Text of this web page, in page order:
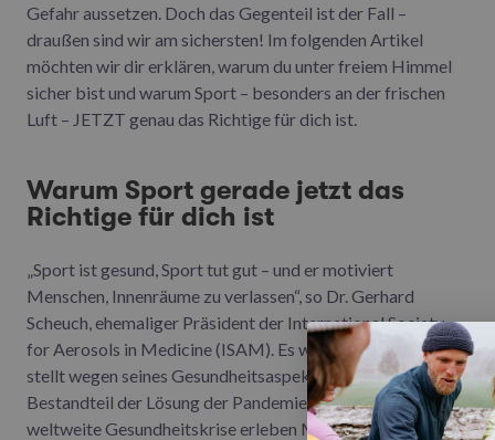
Gefahr aussetzen. Doch das Gegenteil ist der Fall –
draußen sind wir am sichersten! Im folgenden Artikel
möchten wir dir erklären, warum du unter freiem Himmel
sicher bist und warum Sport – besonders an der frischen
Luft – JETZT genau das Richtige für dich ist.
Warum Sport gerade jetzt das
Richtige für dich ist
„Sport ist gesund, Sport tut gut – und er motiviert
Menschen, Innenräume zu verlassen“, so Dr. Gerhard
Scheuch, ehemaliger Präsident der International Society
for Aerosols in Medicine (ISAM). Es wird deutlich: Sport
stellt wegen seines Gesundheitsaspektes einen wertvollen
Bestandteil der Lösung der Pandemie dar. Denn durch die
weltweite Gesundheitskrise erleben Menschen ein